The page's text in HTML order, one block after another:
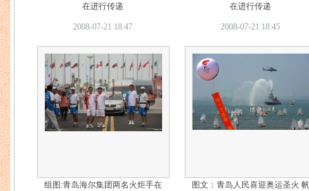
在进行传递
2008-07-21 18:47
在进行传递
2008-07-21 18:45
组图:青岛海尔集团两名火炬手在
图文：青岛人民喜迎奥运圣火 帆